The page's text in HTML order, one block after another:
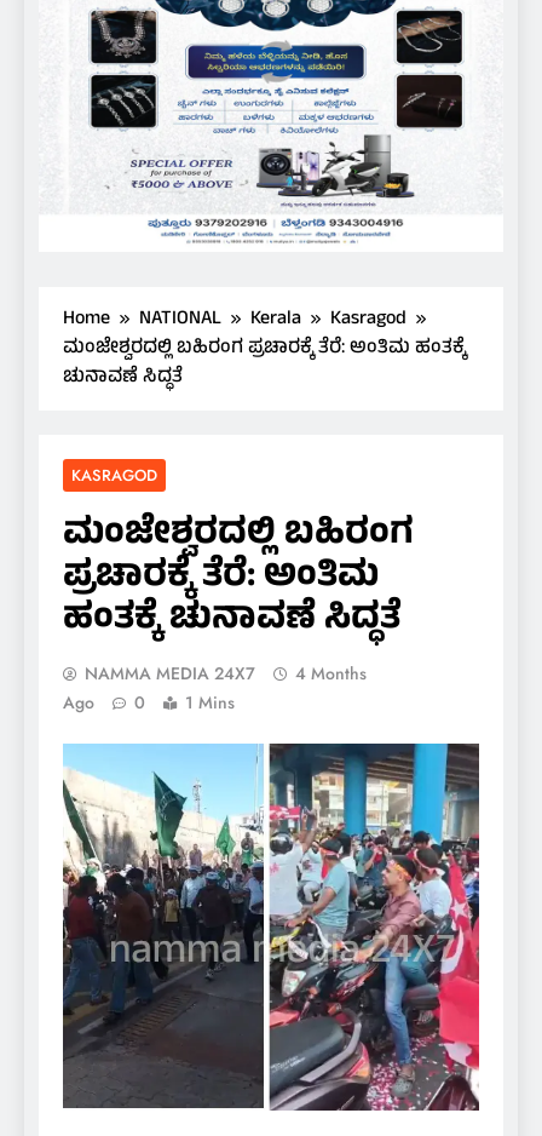
Home NATIONAL Kerala
Kasragod
ಮಂಜೇಶ್ವರದಲ್ಲಿ ಬಹಿರಂಗ ಪ್ರಚಾರಕ್ಕೆ ತೆರೆ: ಅಂತಿಮ ಹಂತಕ್ಕೆ
ಚುನಾವಣೆ ಸಿದ್ಧತೆ
KASRAGOD
ಮಂಜೇಶ್ವರದಲ್ಲಿ ಬಹಿರಂಗ
ಪ್ರಚಾರಕ್ಕೆ ತೆರೆ: ಅಂತಿಮ
ಹಂತಕ್ಕೆ ಚುನಾವಣೆ ಸಿದ್ಧತೆ
NAMMA MEDIA 24X7
4 Months
Ago
0 1 Mins